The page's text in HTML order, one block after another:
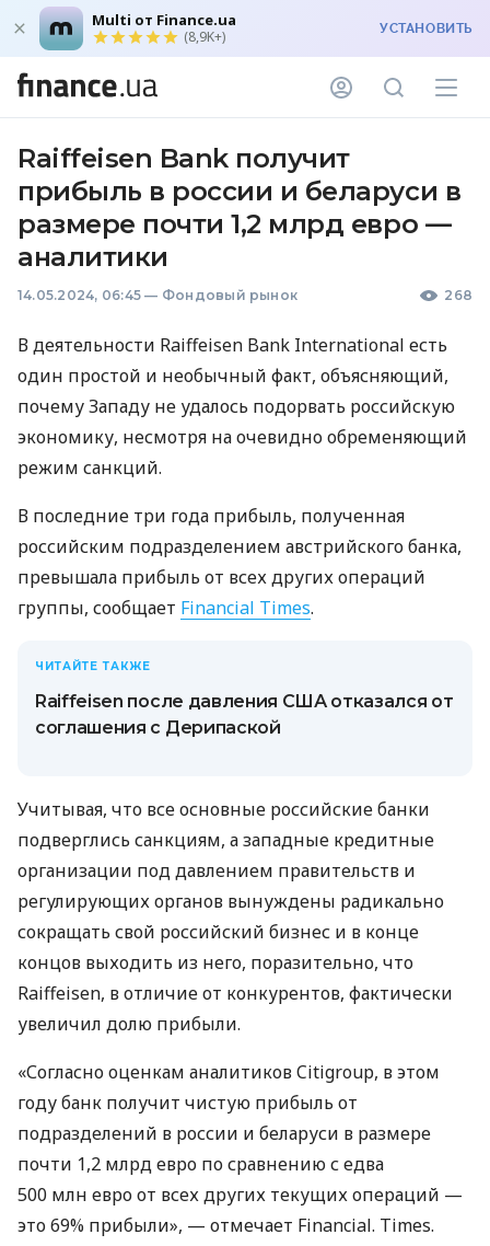
Multi от Finance.ua
(8,9K+) УСТАНОВИТЬ
Raiffeisen Bank получит
прибыль в россии и беларуси в
размере почти 1,2 млрд евро —
аналитики
14.05.2024, 06:45 — Фондовый рынок 268
В деятельности Raiffeisen Bank International есть
один простой и необычный факт, объясняющий,
почему Западу не удалось подорвать российскую
экономику, несмотря на очевидно обременяющий
режим санкций.
В последние три года прибыль, полученная
российским подразделением австрийского банка,
превышала прибыль от всех других операций
группы, сообщает Financial Times.
ЧИТАЙТЕ ТАКЖЕ
Raiffeisen после давления США отказался от
соглашения с Дерипаской
Учитывая, что все основные российские банки
подверглись санкциям, а западные кредитные
организации под давлением правительств и
регулирующих органов вынуждены радикально
сокращать свой российский бизнес и в конце
концов выходить из него, поразительно, что
Raiffeisen, в отличие от конкурентов, фактически
увеличил долю прибыли.
«Согласно оценкам аналитиков Citigroup, в этом
году банк получит чистую прибыль от
подразделений в россии и беларуси в размере
почти 1,2 млрд евро по сравнению с едва
500 млн евро от всех других текущих операций —
это 69% прибыли», — отмечает Financial. Times.